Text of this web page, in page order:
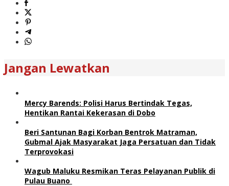
Jangan Lewatkan
Mercy Barends: Polisi Harus Bertindak Tegas,
Hentikan Rantai Kekerasan di Dobo
Beri Santunan Bagi Korban Bentrok Matraman,
Gubmal Ajak Masyarakat Jaga Persatuan dan Tidak
Terprovokasi
Wagub Maluku Resmikan Teras Pelayanan Publik di
Pulau Buano